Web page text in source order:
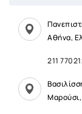
Αθήνα,
211